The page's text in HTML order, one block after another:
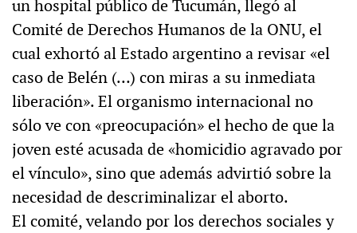
un hospital público de Tucumán, llegó al
Comité de Derechos Humanos de la ONU, el
cual exhortó al Estado argentino a revisar «el
caso de Belén (…) con miras a su inmediata
liberación». El organismo internacional no
sólo ve con «preocupación» el hecho de que la
joven esté acusada de «homicidio agravado por
el vínculo», sino que además advirtió sobre la
necesidad de descriminalizar el aborto.
El comité, velando por los derechos sociales y